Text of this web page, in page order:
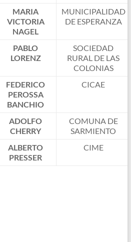
MARIA
VICTORIA
NAGEL
MUNICIPALIDAD
DE ESPERANZA
PABLO
LORENZ
SOCIEDAD
RURAL DE LAS
COLONIAS
FEDERICO
PEROSSA
BANCHIO
CICAE
ADOLFO
CHERRY
COMUNA DE
SARMIENTO
ALBERTO
PRESSER
CIME